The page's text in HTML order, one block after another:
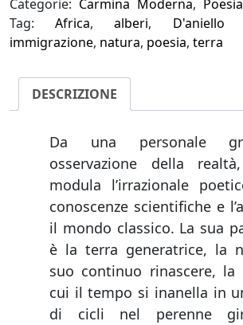
ROSSO
quantità
Categorie: Carmina Moderna, Poesia
Tag:Africa,alberi, D'aniello
immigrazione, natura, poesia, terra
DESCRIZIONE
Da una personale
osservazione della
modula l’irrazionale
conoscenze scientifiche e
il mondo classico. La sua
è la terra generatrice, la
suo continuo rinascere, la
cui il tempo si inanella in
di cicli nel perenne